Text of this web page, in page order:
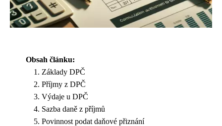
Obsah článku:
Základy DPČ
Příjmy z DPČ
Výdaje u DPČ
Sazba daně z příjmů
Povinnost podat daňové přiznání